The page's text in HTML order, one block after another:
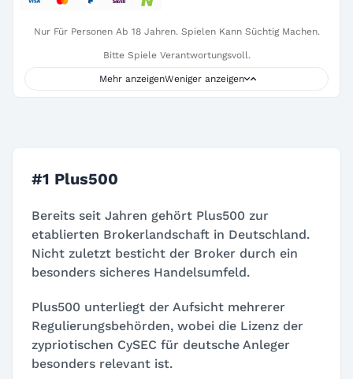
Nur Für Personen Ab 18 Jahren. Spielen Kann Süchtig Machen.
Bitte Spiele Verantwortungsvoll.
Mehr anzeigenWeniger anzeigen
#1 Plus500
Bereits seit Jahren gehört Plus500 zur
etablierten Brokerlandschaft in Deutschland.
Nicht zuletzt besticht der Broker durch ein
besonders sicheres Handelsumfeld.
Plus500 unterliegt der Aufsicht mehrerer
Regulierungsbehörden, wobei die Lizenz der
zypriotischen CySEC für deutsche Anleger
besonders relevant ist.